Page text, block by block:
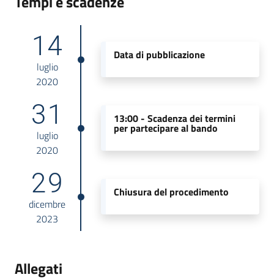
14
luglio
2020
Data di pubblicazione
31
luglio
2020
13:00 - Scadenza dei termini
per partecipare al bando
29
dicembre
2023
Chiusura del procedimento
Allegati